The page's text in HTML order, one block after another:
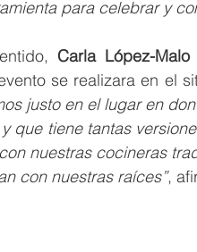
para celebrar y
Carla López-Malo
se realizara en el
justo en el lugar en
que tiene tantas
nuestras cocineras
con nuestras raíces”,